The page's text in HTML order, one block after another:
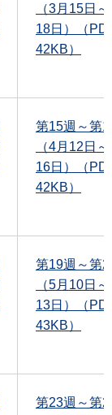
（3月15日
18日）（
42KB）
第15週～第
（4月12日
16日）（
42KB）
第19週～第
（5月10日
13日）（
43KB）
第23週～第